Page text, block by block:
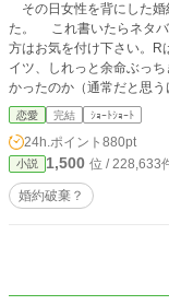
その日女性を背にした婚
た。 これ書いたらネタバレな気もするが、余命付きの病人が出るので苦手な
方はお気を付け下さい。
イツ、しれっと余命ぶっちぎりそうな気
かったのか（通常だと思
ましたが……他の更新出来
（爆）。 いきなり理由が
なら上のほう作品のこの
のとりあえず目印あたり
だろうけどさ、それ以外
れん）とかポイントとか
ではあんま決まらない。
あと大賞開催中のカテゴ
恋愛 完結 ｼｮｰﾄｼｮｰﾄ
24h.ポイント 880pt
小説 1,500 位 / 228,633
婚約破棄？